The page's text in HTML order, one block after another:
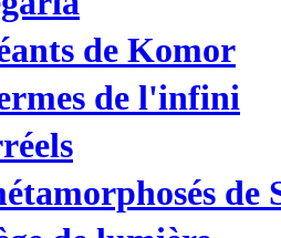
de Komor
de l'infini
de